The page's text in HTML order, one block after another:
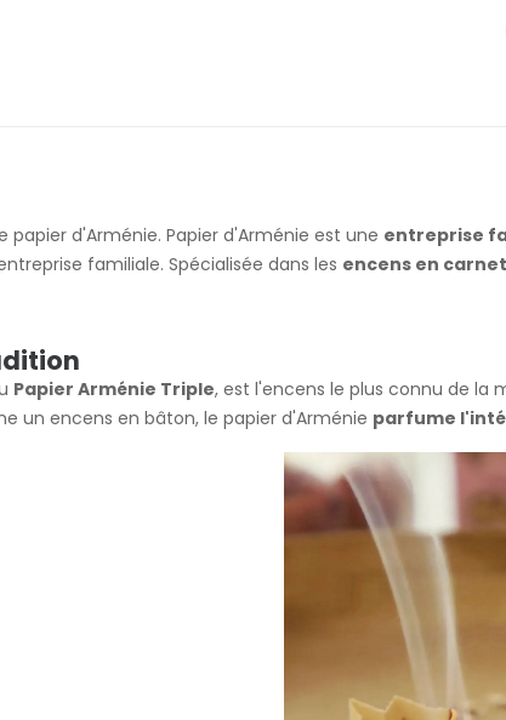
d'Arménie. Papier d'Arménie est une entreprise
familiale. Spécialisée dans les encens en
Papier Arménie Triple, est l'encens le plus connu de la
un encens en bâton, le papier d'Arménie parfume